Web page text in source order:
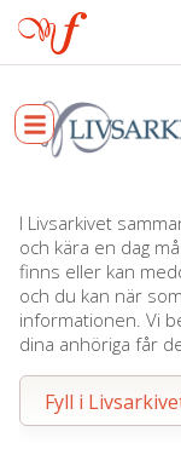
I Livsarkivet
och kära en dag
finns eller kan
och du kan när
informationen. Vi
dina anhöriga får
Fyll i